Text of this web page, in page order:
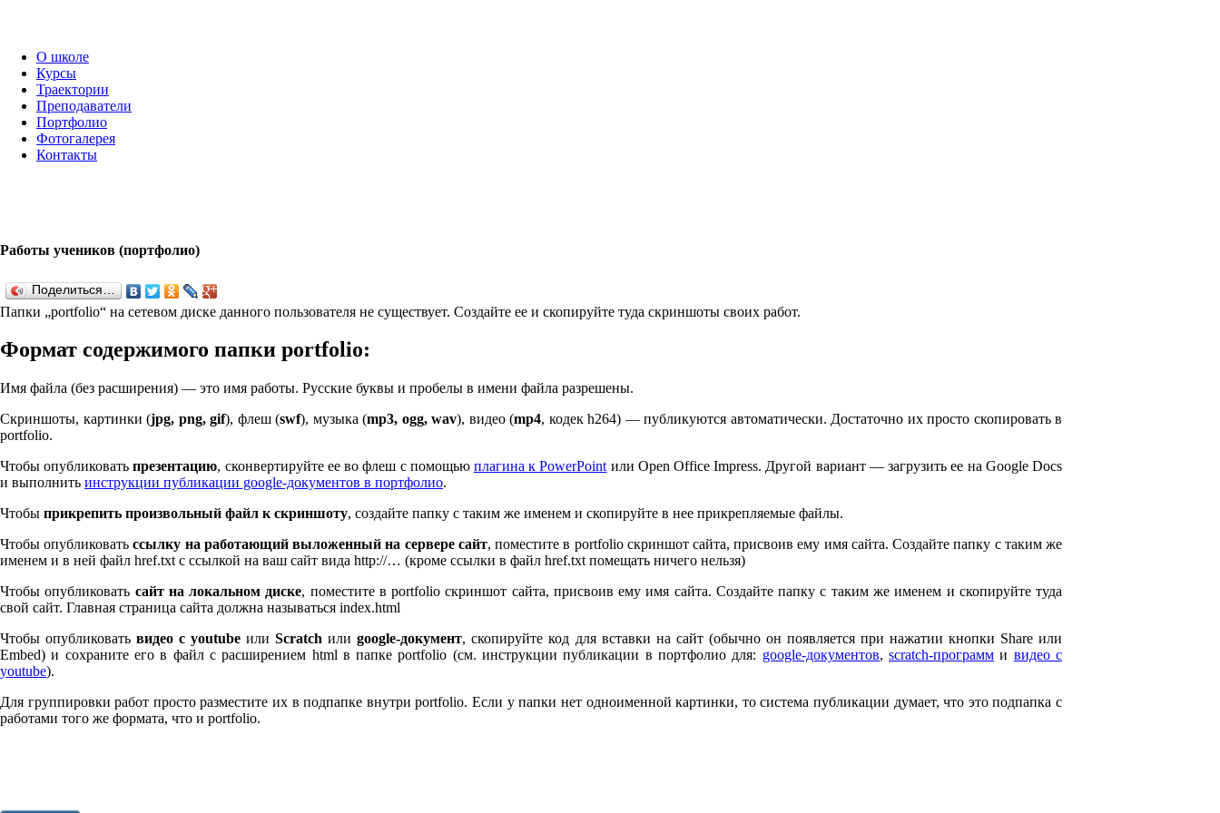
О школе
Курсы
Траектории
Преподаватели
Портфолио
Фотогалерея
Контакты
Работы учеников (портфолио)
Поделиться…
Папки „port­fo­lio“ на сетевом диске данного пользователя не существует. Создайте ее и скопируйте туда скриншоты своих работ.
Формат содержимого папки port­fo­lio:
Имя файла (без расширения) — это имя работы. Русские буквы и пробелы в имени файла разрешены.
Скриншоты, картинки (jpg, png, gif), флеш (swf), музыка (mp3, ogg, wav), видео (mp4, кодек h264) — публикуются автоматически. Достаточно их просто скопировать в
port­fo­lio.
Чтобы опубликоватьпрезентацию, сконвертируйте ее во флеш с помощью плагина к Pow­er­Point или Open Office Impress. Другой вариант — загрузить ее на Google Docs
и выполнить инструкции публикации google-документов в портфолио.
Чтобы прикрепить произвольный файл к скриншоту, создайте папку с таким же именем и скопируйте в нее прикрепляемые файлы.
Чтобы опубликоватьссылку на работающий выложенный на сервере сайт, поместите в port­fo­lio скриншот сайта, присвоив ему имя сайта. Создайте папку с таким же
именем и в ней файл href.txt с ссылкой на ваш сайт вида http://… (кроме ссылки в файл href.txt помещать ничего нельзя)
Чтобы опубликовать сайт на локальном диске, поместите в port­fo­lio скриншот сайта, присвоив ему имя сайта. Создайте папку с таким же именем и скопируйте туда
свой сайт. Главная страница сайта должна называться index.html
Чтобы опубликоватьвидео с youtube илиScratch илиgoogle-документ, скопируйте код для вставки на сайт (обычно он появляется при нажатии кнопки Share или
Embed) и сохраните его в файл с расширением html в папке port­fo­lio (см. инструкции публикации в портфолио для: google-документов,scratch-программ и видео с
youtube).
Для группировки работ просто разместите их в подпапке внутри port­fo­lio. Если у папки нет одноименной картинки, то система публикации думает, что это подпапка с
работами того же формата, что и port­fo­lio.